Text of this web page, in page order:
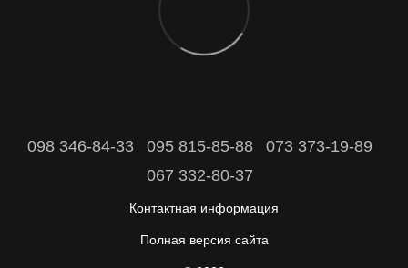
098 346-84-33 095 815-85-88
073 373-19-89
067 332-80-37
Контактная информация
Полная версия сайта